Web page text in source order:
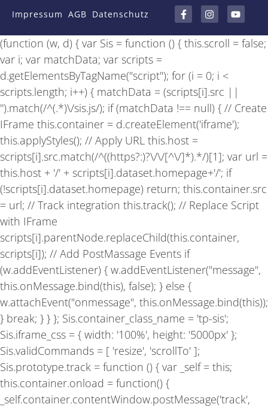
Impressum AGB Datenschutz
a
c
e
b
o
-
f
n
s
t
a
g
m
o
u
t
u
b
(function (w, d) { var Sis = function () { this.scroll = false;
var i; var matchData; var scripts =
d.getElementsByTagName("script"); for (i = 0; i <
scripts.length; i++) { matchData = (scripts[i].src ||
'').match(/^(.*)\/sis.js/); if (matchData !== null) { // Create
IFrame this.container = d.createElement('iframe');
this.applyStyles(); // Apply URL this.host =
scripts[i].src.match(/^((https?:)?\/\/[^\/]*).*/)[1]; var url =
this.host + '/' + scripts[i].dataset.homepage+'/'; if
(!scripts[i].dataset.homepage) return; this.container.src
= url; // Track integration this.track(); // Replace Script
with IFrame
scripts[i].parentNode.replaceChild(this.container,
scripts[i]); // Add PostMassage Events if
(w.addEventListener) { w.addEventListener("message",
this.onMessage.bind(this), false); } else {
w.attachEvent("onmessage", this.onMessage.bind(this));
} break; } } }; Sis.container_class_name = 'tp-sis';
Sis.iframe_css = { width: '100%', height: '5000px' };
Sis.validCommands = [ 'resize', 'scrollTo' ];
Sis.prototype.track = function () { var _self = this;
this.container.onload = function() {
_self.container.contentWindow.postMessage('track',